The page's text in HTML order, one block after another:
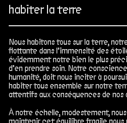
habiter la terre
Nous habitons tous sur la terre,
flottante dans l’immensité des
évidemment notre bien le plus
d’en prendre soin. Notre
humanité, doit nous inciter à
habiter tous ensemble sur notre
attentifs aux conséquences de nos
À notre échelle, modestement,
maintenir cet équilibre fragile nous